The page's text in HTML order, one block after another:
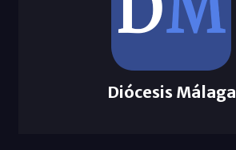
Diócesis Málaga